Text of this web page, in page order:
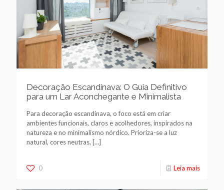
Decoração Escandinava: O Guia Definitivo
para um Lar Aconchegante e Minimalista
Para decoração escandinava, o foco está em criar
ambientes funcionais, claros e acolhedores, inspirados na
natureza e no minimalismo nórdico. Prioriza-se a luz
natural, cores neutras, […]
0 Leia mais